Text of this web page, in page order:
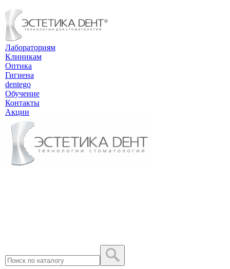
Лабораториям
Клиникам
Оптика
Гигиена
dentego
Обучение
Контакты
Акции